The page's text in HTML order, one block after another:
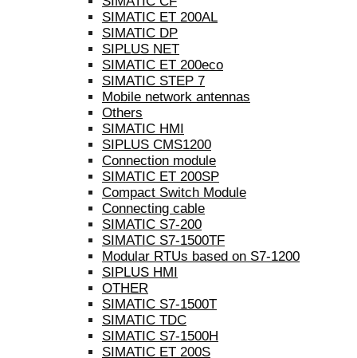
SIMATIC ET 200AL
SIMATIC DP
SIPLUS NET
SIMATIC ET 200eco
SIMATIC STEP 7
Mobile network antennas
Others
SIMATIC HMI
SIPLUS CMS1200
Connection module
SIMATIC ET 200SP
Compact Switch Module
Connecting cable
SIMATIC S7-200
SIMATIC S7-1500TF
Modular RTUs based on S7-1200
SIPLUS HMI
OTHER
SIMATIC S7-1500T
SIMATIC TDC
SIMATIC S7-1500H
SIMATIC ET 200S